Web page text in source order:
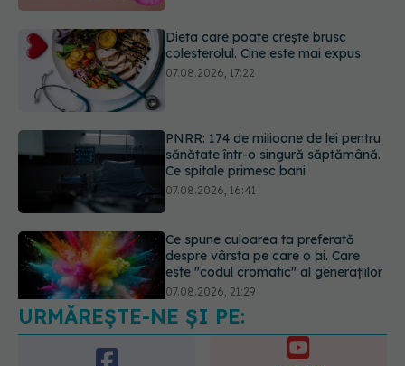
PNRR: 174 de milioane de lei pentru
sănătate într-o singură săptămână.
Ce spitale primesc bani
Ce spune culoarea ta preferată
despre vârsta pe care o ai. Care
este "codul cromatic" al generațiilor
07.08.2026, 21:29
EXCLUSIV Cancerele care pot fi
prevenite. Dr. Sorin Bogdan
(SANADOR): Au metode de
prevenție
URMĂREȘTE-NE ȘI PE: